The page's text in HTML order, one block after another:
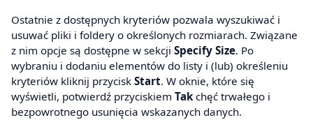
Ostatnie z dostępnych kryteriów pozwala wyszukiwać i
usuwać pliki i foldery o określonych rozmiarach. Związane
z nim opcje są dostępne w sekcji Specify Size. Po
wybraniu i dodaniu elementów do listy i (lub) określeniu
kryteriów kliknij przycisk Start. W oknie, które się
wyświetli, potwierdź przyciskiem Takchęć trwałego i
bezpowrotnego usunięcia wskazanych danych.